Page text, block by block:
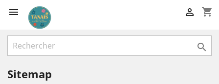
 shopping_cart


Sitemap